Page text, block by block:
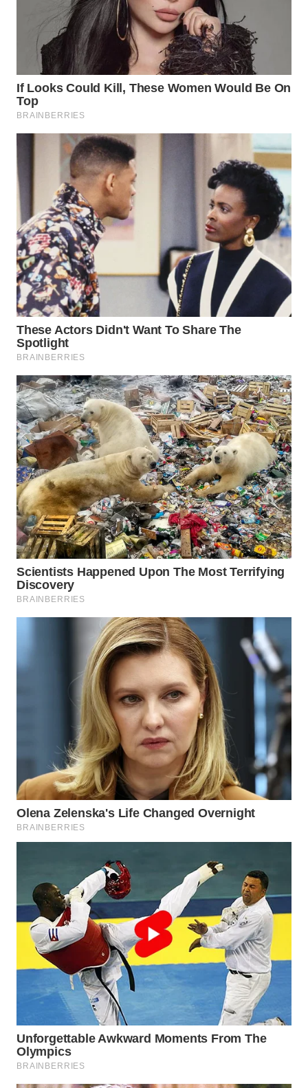
WN
PAKPAK
WN
KARAWANG
BOGOR
WN
DEPOK
WN
TAPANULI
UTARA
WN
WN
PADANG
LAWAS
WN
SUMEDANG
WN
CIANJUR
WN
KEPULAUAN
SERIBU
CIREBON
WN
INDRAMAYU
WN
WN
MAJALENGKA
WN
SUBANG
WN
SUKABUMI
WN
PURWAKARTA